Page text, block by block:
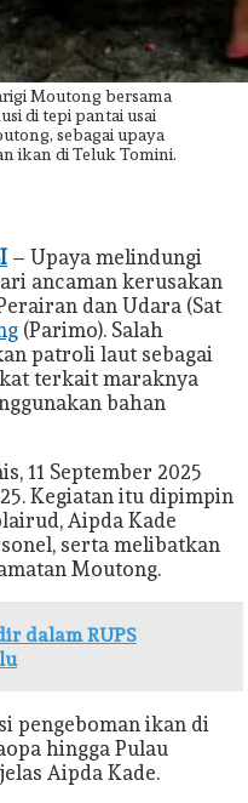
Moutong bersama
di tepi pantai usai
sebagai upaya
ikan di Teluk Tomini.
– Upaya melindungi
ancaman kerusakan
dan Udara (Sat
(Parimo). Salah
patroli laut sebagai
terkait maraknya
bahan
11 September 2025
Kegiatan itu dipimpin
Aipda Kade
serta melibatkan
Moutong.
dalam RUPS
pengeboman ikan di
hingga Pulau
Aipda Kade.